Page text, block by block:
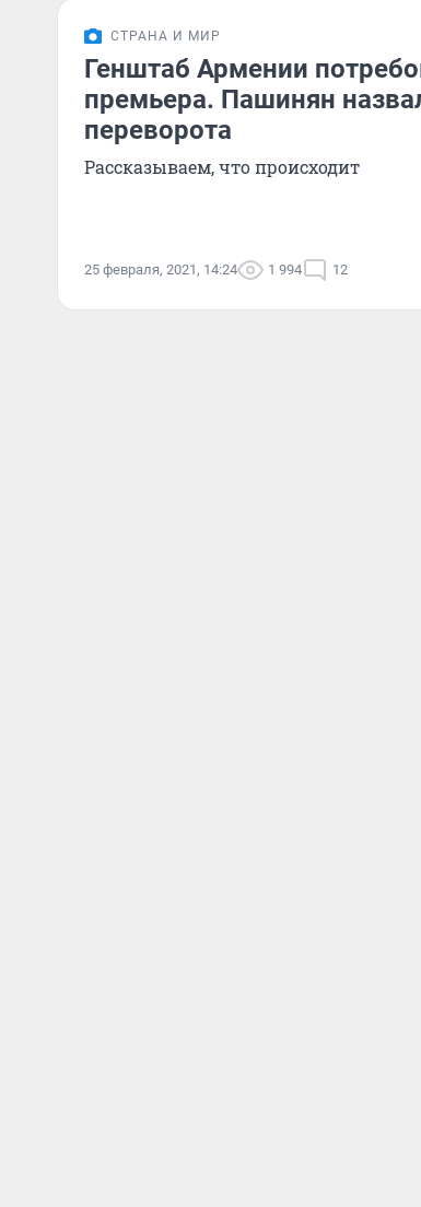
СТРАНА И МИР
Генштаб Армении
премьера. Пашинян
переворота
Рассказываем, что происходит
25 февраля, 2021, 14:24 1 994 12